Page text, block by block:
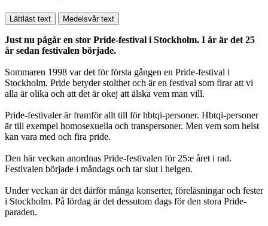
Lättläst text Medelsvår text
Just nu pågår en stor Pride-festival i Stockholm. I år är det 25
år sedan festivalen började.
Sommaren 1998 var det för första gången en Pride-festival i
Stockholm. Pride betyder stolthet och är en festival som firar att vi
alla är olika och att det är okej att älska vem man vill.
Pride-festivaler är framför allt till för hbtqi-personer. Hbtqi-personer
är till exempel homosexuella och transpersoner. Men vem som helst
kan vara med och fira pride.
Den här veckan anordnas Pride-festivalen för 25:e året i rad.
Festivalen började i måndags och tar slut i helgen.
Under veckan är det därför många konserter, föreläsningar och fester
i Stockholm. På lördag är det dessutom dags för den stora Pride-
paraden.